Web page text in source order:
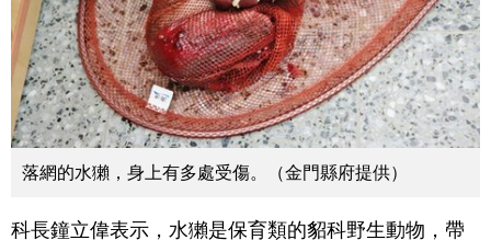
落網的水獺，身上有多處受傷。（金門縣府提供）
科長鐘立偉表示，水獺是保育類的貂科野生動物，帶